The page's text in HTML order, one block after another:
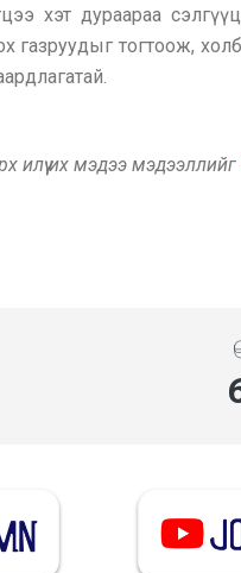
хэт дураараа
газруудыг тогтоож,
илүү их мэдээ мэдээллийг